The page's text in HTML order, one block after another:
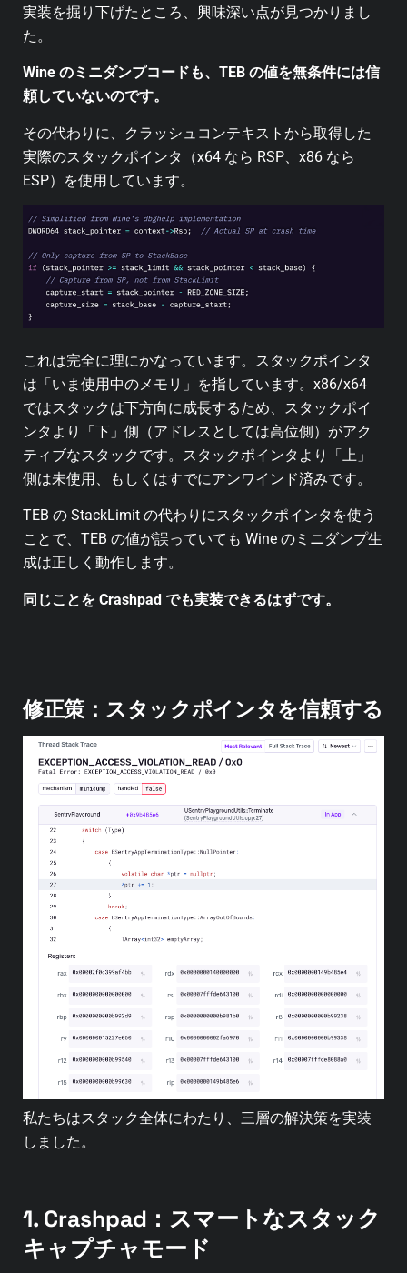
実装を掘り下げたところ、興味深い点が見つかりまし
た。
Wine のミニダンプコードも、TEB の値を無条件には信
頼していないのです。
その代わりに、クラッシュコンテキストから取得した
実際のスタックポインタ（x64 なら RSP、x86 なら
ESP）を使用しています。
これは完全に理にかなっています。スタックポインタ
は「いま使用中のメモリ」を指しています。x86/x64
ではスタックは下方向に成長するため、スタックポイ
ンタより「下」側（アドレスとしては高位側）がアク
ティブなスタックです。スタックポインタより「上」
側は未使用、もしくはすでにアンワインド済みです。
TEB の StackLimit の代わりにスタックポインタを使う
ことで、TEB の値が誤っていても Wine のミニダンプ生
成は正しく動作します。
同じことを Crashpad でも実装できるはずです。
修正策：スタックポインタを信頼する
私たちはスタック全体にわたり、三層の解決策を実装
しました。
1. Crashpad：スマートなスタック
キャプチャモード